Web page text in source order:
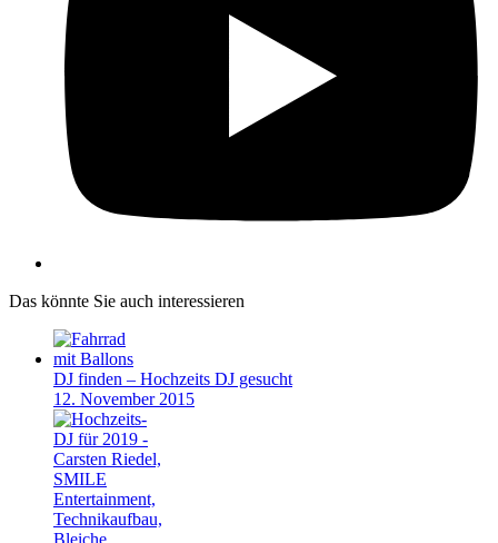
Das könnte Sie auch interessieren
DJ finden – Hochzeits DJ gesucht
12. November 2015